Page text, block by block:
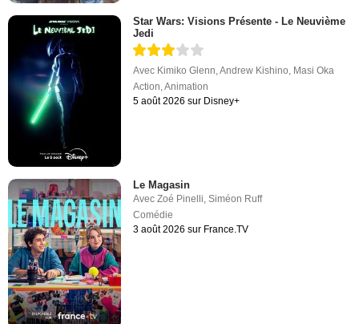
Star Wars: Visions Présente - Le Neuvième
Jedi
Avec Kimiko Glenn,Andrew Kishino, Masi Oka
Action,Animation
5 août 2026 sur Disney+
Le Magasin
AvecZoé Pinelli ,Siméon Ruff
Comédie
3 août 2026 sur France.TV